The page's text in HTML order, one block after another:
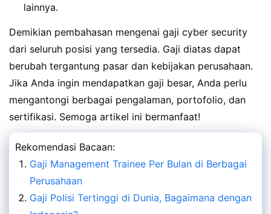
lainnya.
Demikian pembahasan mengenai gaji cyber security
dari seluruh posisi yang tersedia. Gaji diatas dapat
berubah tergantung pasar dan kebijakan perusahaan.
Jika Anda ingin mendapatkan gaji besar, Anda perlu
mengantongi berbagai pengalaman, portofolio, dan
sertifikasi. Semoga artikel ini bermanfaat!
Rekomendasi Bacaan:
Gaji Management Trainee Per Bulan di Berbagai
Perusahaan
Gaji Polisi Tertinggi di Dunia, Bagaimana dengan